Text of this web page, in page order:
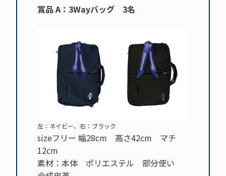
賞品 A：3Wayバッグ 3名
左：ネイビー、右：ブラック
sizeフリー 幅28cm 高さ42cm マチ
12cm
素材：本体 ポリエステル 部分使い